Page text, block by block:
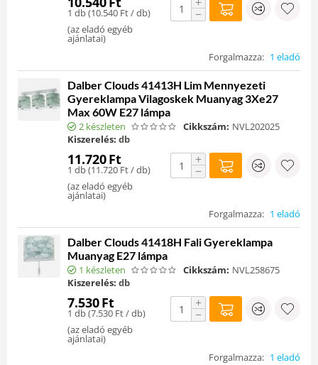
1 db (10.540 Ft/ db)
(az eladó egyéb
ajánlatai)
−
Forgalmazza: 1 eladó
Dalber Clouds 41413H Lim Mennyezeti
Gyereklampa Vilagoskek Muanyag 3Xe27
Max 60W E27 lámpa
2 készleten Cikkszám: NVL202025
Kiszerelés: db
11.720Ft
1 db (11.720 Ft/ db)
(az eladó egyéb
ajánlatai)
+
−
Forgalmazza: 1 eladó
Dalber Clouds 41418H Fali Gyereklampa
Muanyag E27 lámpa
1 készleten Cikkszám: NVL258675
Kiszerelés: db
7.530Ft
1 db (7.530 Ft/ db)
(az eladó egyéb
ajánlatai)
+
−
Forgalmazza: 1 eladó